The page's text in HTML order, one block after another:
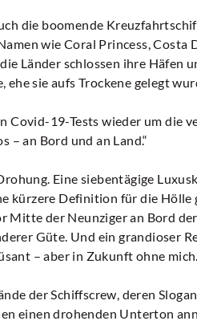
die boomende
wie Coral Princess, Costa
Länder schlossen ihre Häfen
sie aufs Trockene gelegt
Covid-19-Tests wieder um die
– an Bord und an Land.“
Eine siebentägige
kürzere Definition für die Hölle
Mitte der Neunziger an Bord
Güte. Und ein grandioser
– aber in Zukunft ohne mich.
der Schiffscrew, deren
einen drohenden Unterton